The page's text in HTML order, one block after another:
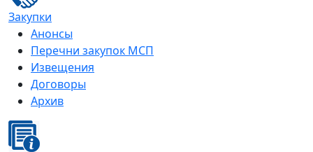
Закупки
Анонсы
Перечни закупок МСП
Извещения
Договоры
Архив